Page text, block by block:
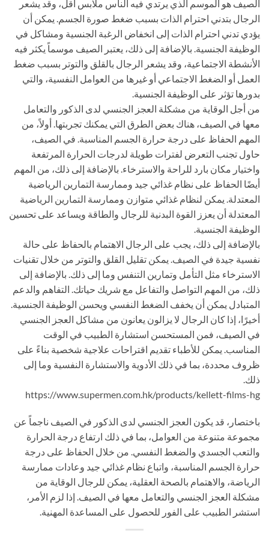
الصيف هو الموسم الذي يرتدي فيه الناس ملابس أقل، وقد يشعر
الرجال بتدني احترام الذات بسبب ضغط صورة الجسم. يمكن أن
يؤدي تدني احترام الذات إلى انخفاض الرغبة الجنسية ومشاكل في
الوظيفة الجنسية. بالإضافة إلى ذلك، يعتبر الصيف موسماً يكثر فيه
الأنشطة الاجتماعية، وقد يشعر الرجال بالقلق والتوتر بسبب ضغط
العمل أو الضغط الاجتماعي أو غيرها من العوامل النفسية، والتي
بدورها تؤثر على الوظيفة الجنسية.
من أجل الوقاية من مشكلة العجز الجنسي لدى الذكور والتعامل
معها في الصيف، هناك بعض الطرق التي يمكنك تجربتها. أولاً، من
المهم الحفاظ على درجة حرارة الجسم المناسبة. في الصيف،
حاول تجنب التعرض لفترات طويلة لدرجات الحرارة المرتفعة
واختيار مكان بارد للراحة والاسترخاء. بالإضافة إلى ذلك، من المهم
أيضًا الحفاظ على نظام غذائي جيد وممارسة التمارين الرياضية
المعتدلة. يمكن لنظام غذائي متوازن وممارسة التمارين الرياضية
المعتدلة أن يعزز القوة البدنية للرجال والطاقة ويساعد على تحسين
الوظيفة الجنسية.
بالإضافة إلى ذلك، يجب على الرجال الاهتمام بالحفاظ على حالة
نفسية جيدة في الصيف. يمكن تقليل القلق والتوتر من خلال تقنيات
الاسترخاء مثل التأمل وتمارين التنفس وما إلى ذلك. بالإضافة إلى
ذلك، من المهم التواصل والتفاعل مع شريك حياتك. التفاهم والدعم
المتبادل يمكن أن يخفف الضغط النفسي ويحسن الوظيفة الجنسية.
أخيرًا، إذا كان الرجال لا يزالون يعانون من مشاكل العجز الجنسي
في الصيف، فمن المستحسن استشارة الطبيب في الوقت
المناسب. يمكن للأطباء تقديم اقتراحات علاجية شخصية بناءً على
ظروف محددة، بما في ذلك الأدوية والاستشارة النفسية وما إلى
ذلك.
https://www.supermen.com.hk/products/kellett-films-hg
باختصار، قد يكون العجز الجنسي لدى الذكور في الصيف ناجماً عن
مجموعة متنوعة من العوامل، بما في ذلك ارتفاع درجة الحرارة
والتعب الجسدي والضغط النفسي. من خلال الحفاظ على درجة
حرارة الجسم المناسبة، واتباع نظام غذائي جيد وعادات ممارسة
الرياضة، والاهتمام بالصحة العقلية، يمكن للرجال الوقاية من
مشكلة العجز الجنسي والتعامل معها في الصيف. إذا لزم الأمر،
استشر الطبيب على الفور للحصول على المساعدة المهنية.